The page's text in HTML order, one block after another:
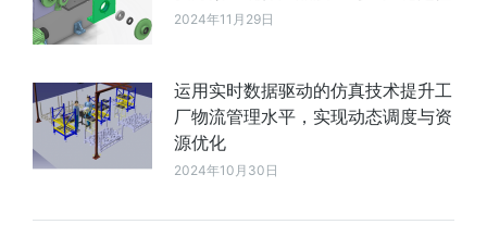
2024年11月29日
运用实时数据驱动的仿真技术提升工
厂物流管理水平，实现动态调度与资
源优化
2024年10月30日